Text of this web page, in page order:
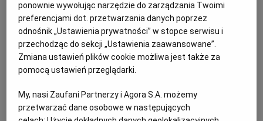
KRAKÓW
LUBLIN
ŁÓDŹ
SPORT.PL
PUBLIO.PL
KULTURALNYSKLEP.PL
150 g ricotty
łyżeczka cynamonu
2 jajka
100 g cukru
ponownie wywołując narzędzie do zarządzania Twoimi
preferencjami dot. przetwarzania danych poprzez
odnośnik „Ustawienia prywatności” w stopce serwisu i
przechodząc do sekcji „Ustawienia zaawansowane”.
Zmiana ustawień plików cookie możliwa jest także za
pomocą ustawień przeglądarki.
My, nasi Zaufani Partnerzy i Agora S.A. możemy
przetwarzać dane osobowe w następujących